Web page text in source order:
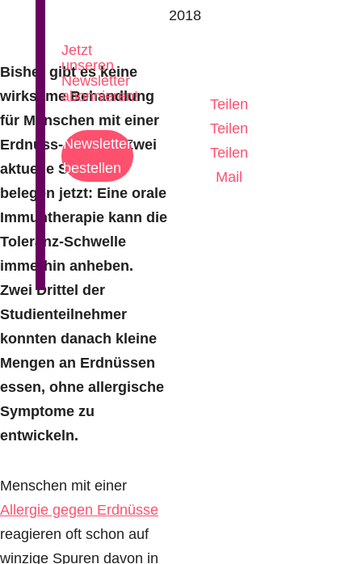
2018
Bisher gibt es keine
wirksame Behandlung
für Menschen mit einer
Erdnuss-Allergie. Zwei
aktuelle Studien
belegen jetzt: Eine orale
Immuntherapie kann die
Toleranz-Schwelle
immerhin anheben.
Zwei Drittel der
Studienteilnehmer
konnten danach kleine
Mengen an Erdnüssen
essen, ohne allergische
Symptome zu
entwickeln.
Menschen mit einer
Allergie gegen Erdnüsse
reagieren oft schon auf
winzige Spuren davon in
Teilen
Teilen
Teilen
Mail
Jetzt
unseren
Newsletter
abonnieren!
Newsletter
bestellen